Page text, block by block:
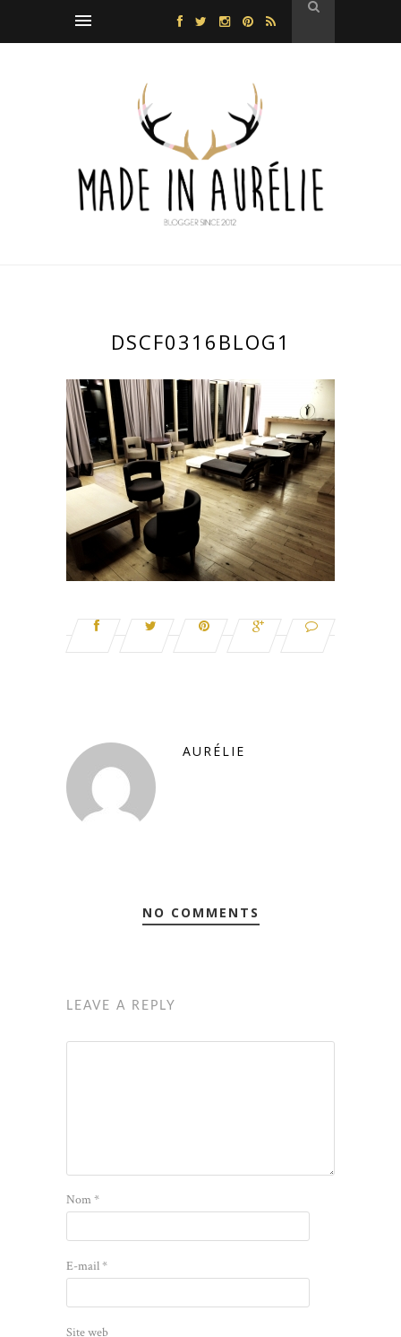
DSCF0316BLOG1
AURÉLIE
NO COMMENTS
LEAVE A REPLY
Nom*
E-mail*
Site web